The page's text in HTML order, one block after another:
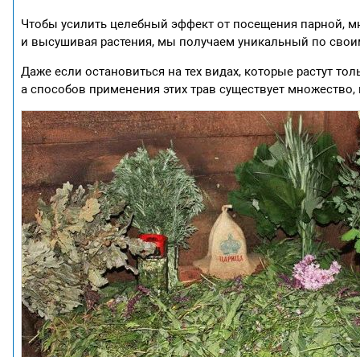
Чтобы усилить целебный эффект от посещения парной,
и высушивая растения, мы получаем уникальный по
Даже если остановиться на тех видах, которые растут
а способов применения этих трав существует